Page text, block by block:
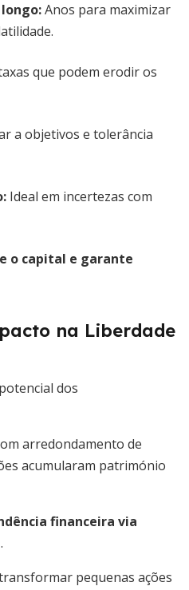
Anos para maximizar
que podem erodir os
a objetivos e tolerância
Ideal em incertezas com
o capital e garante
na Liberdade
dos
arredondamento de
acumularam património
financeira via
.
pequenas ações